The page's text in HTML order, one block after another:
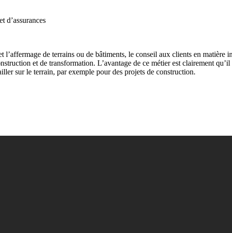
d’assurances
de terrains ou de bâtiments, le conseil aux clients en matière
et de transformation. L’avantage de ce métier est clairement
sur le terrain, par exemple pour des projets de construction.